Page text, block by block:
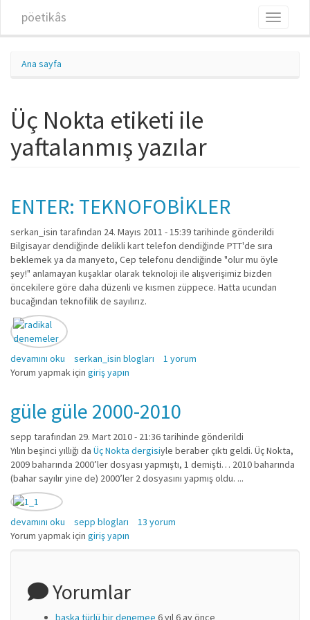
pöetikâs
Toggle
Ana sayfa
Üç Nokta etiketi ile
yaftalanmış yazılar
ENTER: TEKNOFOBİKLER
serkan_isin tarafından 24. Mayıs 2011 - 15:39 tarihinde gönderildi
Bilgisayar dendiğinde delikli kart telefon dendiğinde PTT'de sıra
beklemek ya da manyeto, Cep telefonu dendiğinde "olur mu öyle
şey!" anlamayan kuşaklar olarak teknoloji ile alışverişimiz bizden
öncekilere göre daha düzenli ve kısmen züppece. Hatta ucundan
bucağından teknofilik de sayılırız.
ENTER: TEKNOFOBİKLER hakkında
devamını oku serkan_isin blogları
1 yorum
Yorum yapmak için giriş yapın
güle güle 2000-2010
sepp tarafından 29. Mart 2010 - 21:36 tarihinde gönderildi
Yılın beşinci yıllığı da Üç Nokta dergisiyle beraber çıktı geldi. Üç Nokta,
2009 baharında 2000’ler dosyası yapmıştı, 1 demişti… 2010 baharında
(bahar sayılır yine de) 2000’ler 2 dosyasını yapmış oldu. ...
güle güle 2000-2010 hakkında
devamını oku sepp blogları
13 yorum
Yorum yapmak için giriş yapın
Yorumlar
başka türlü bir denemee 6 yıl 6 ay önce